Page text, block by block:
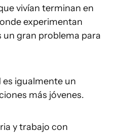
vivían terminan en
experimentan
un gran problema para
es igualmente un
más jóvenes.
y trabajo con